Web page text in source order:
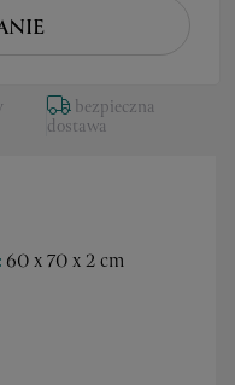
bezpieczna
dostawa
60 x 70 x 2 cm